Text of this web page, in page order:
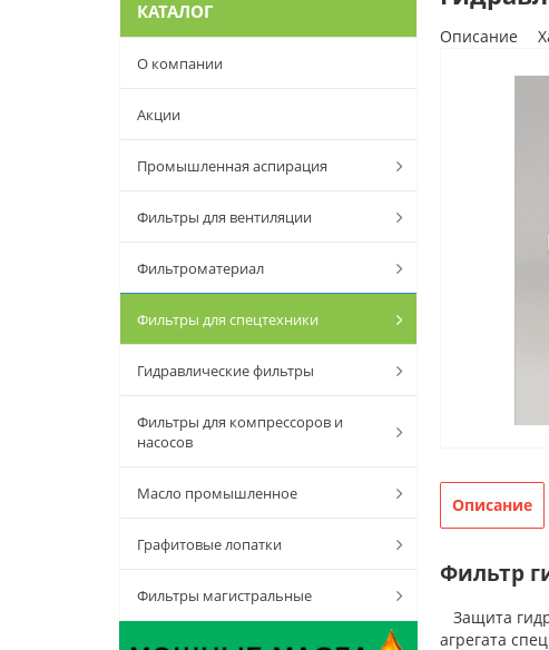
КАТАЛОГ
О компании
Акции
Промышленная аспирация
Фильтры для вентиляции
Фильтроматериал
Фильтры для спецтехники
Гидравлические фильтры
Фильтры для компрессоров и
насосов
Масло промышленное
Графитовые лопатки
Фильтры магистральные
Описание
Описание
Фильтр
Защита
агрегата